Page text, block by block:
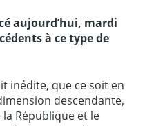
aujourd’hui, mardi
à ce type de
inédite, que ce soit en
descendante,
République et le